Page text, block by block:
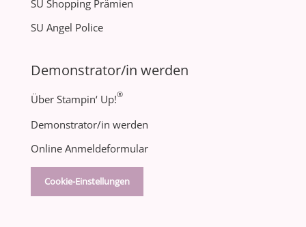
SU Shopping Prämien
SU Angel Police
Demonstrator/in werden
Über Stampin‘ Up!®
Demonstrator/in werden
Online Anmeldeformular
Cookie-Einstellungen